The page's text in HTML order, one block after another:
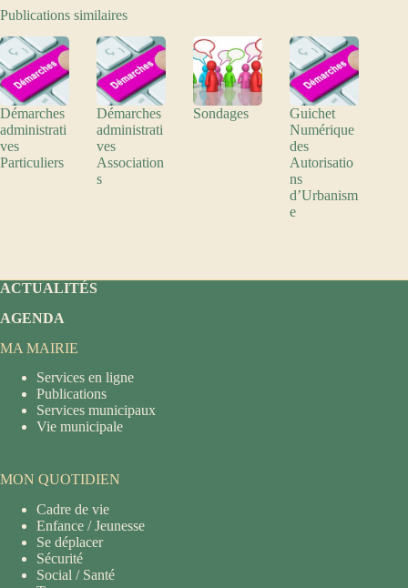
Publications similaires
Démarches
administrati
ves
Particuliers
Démarches
administrati
ves
Association
s
Sondages
Guichet
Numérique
des
Autorisatio
ns
d’Urbanism
e
ACTUALITÉS
AGENDA
MA MAIRIE
Services en ligne
Publications
Services municipaux
Vie municipale
MON QUOTIDIEN
Cadre de vie
Enfance / Jeunesse
Se déplacer
Sécurité
Social / Santé